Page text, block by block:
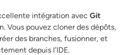
intégration avecGit
Vous pouvez cloner des dépôts,
des branches, fusionner, et
depuis l’IDE.